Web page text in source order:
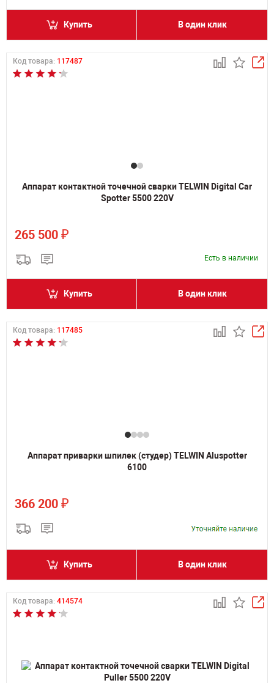
Купить В один клик
Код товара: 117487
Аппарат контактной точечной сварки TELWIN Digital Car
Spotter 5500 220V
265 500 ₽
Есть в наличии
Купить В один клик
Код товара: 117485
Аппарат приварки шпилек (студер) TELWIN Aluspotter
6100
366 200 ₽
Купить В один клик
Код товара: 414574